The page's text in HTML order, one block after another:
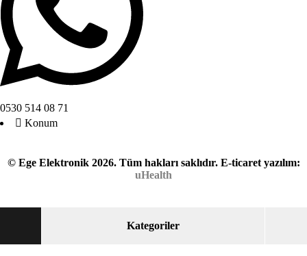
0530 514 08 71
Konum
© Ege Elektronik 2026. Tüm hakları saklıdır.E-ticaret yazılım:
uHealth
Kategoriler